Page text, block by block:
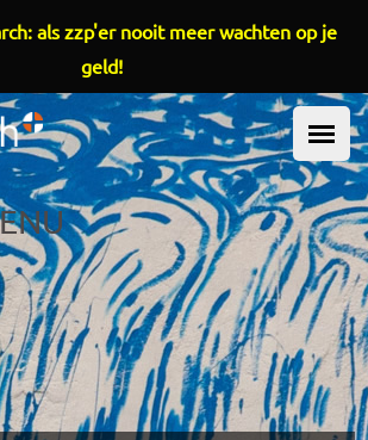
de inhoud gaan
als zzp'er nooit meer wachten op je
geld!